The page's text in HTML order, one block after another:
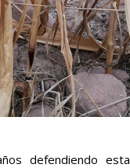
defendiendo esta